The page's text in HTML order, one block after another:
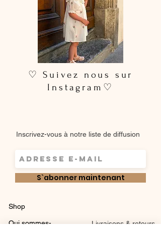
♡ Suivez nous sur
Instagram♡
Inscrivez-vous à notre liste de diffusion
S`abonner maintenant
Shop
Qui sommes- Livraisons & retours